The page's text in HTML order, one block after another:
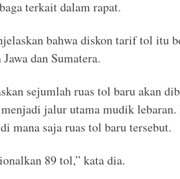
terkait dalam rapat.
bahwa diskon tarif tol itu
dan Sumatera.
sejumlah ruas tol baru akan
jalur utama mudik lebaran.
mana saja ruas tol baru tersebut.
89 tol,” kata dia.